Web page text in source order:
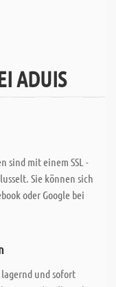
ADUIS
sind mit einem SSL -
Sie können sich
oder Google bei
und sofort